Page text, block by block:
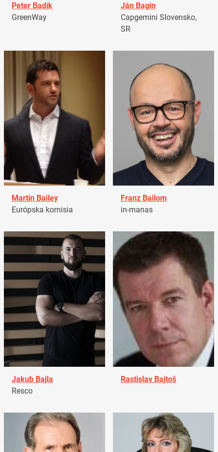
Peter Badík
GreenWay
Ján Bagin
Capgemini Slovensko,
SR
Martin Bailey
Európska komisia
Franz Bailom
in-manas
Jakub Bajla
Resco
Rastislav Bajtoš